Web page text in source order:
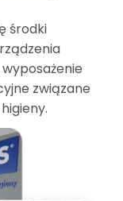
środki
związane